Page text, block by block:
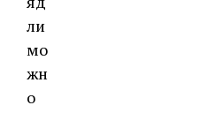
ли
мо
жн
о